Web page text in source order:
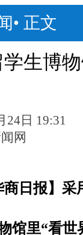
• 正文
学生博
24日 19:31
网
日报】采
馆里“看世